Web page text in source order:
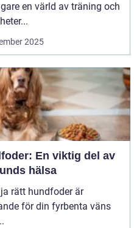
en värld av träning och
2025
En viktig del av
hälsa
rätt hundfoder är
för din fyrbenta väns